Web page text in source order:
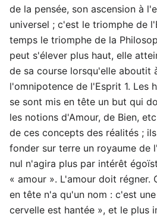
de la pensée, son ascension à
universel ; c'est le triomphe de
temps le triomphe de la
peut s'élever plus haut, elle
de sa course lorsqu'elle aboutit
l'omnipotence de l'Esprit 1. Les
se sont mis en tête un but qui
les notions d'Amour, de Bien,
de ces concepts des réalités ;
fonder sur terre un royaume de
nul n'agira plus par intérêt
« amour ». L'amour doit régner.
en tête n'a qu'un nom : c'est
cervelle est hantée », et le plus